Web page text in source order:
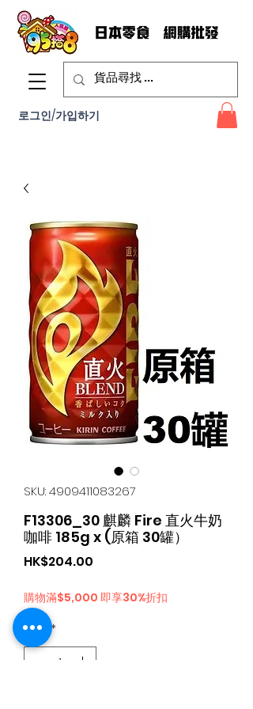
로그인/가입하기
SKU: 4909411083267
F13306_30 麒麟 Fire 直火牛奶
咖啡 185g x (原箱 30罐）
HK$204.00
購物滿$5,000 即享30%折扣
수량 *